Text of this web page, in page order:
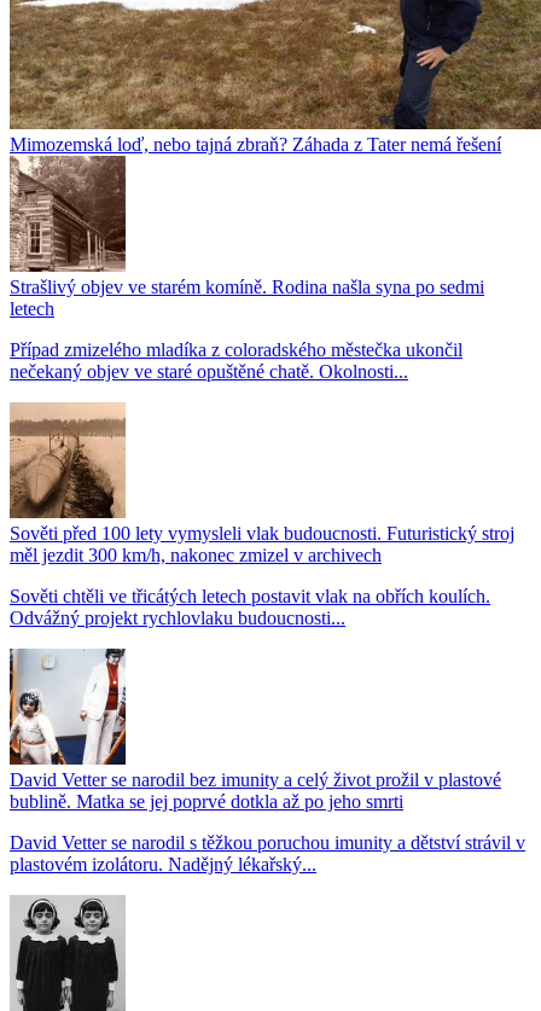
Mimozemská loď, nebo tajná zbraň? Záhada z Tater nemá řešení
Strašlivý objev ve starém komíně. Rodina našla syna po sedmi
letech
Případ zmizelého mladíka z coloradského městečka ukončil
nečekaný objev ve staré opuštěné chatě. Okolnosti...
Sověti před 100 lety vymysleli vlak budoucnosti. Futuristický stroj
měl jezdit 300 km/h, nakonec zmizel v archivech
Sověti chtěli ve třicátých letech postavit vlak na obřích koulích.
Odvážný projekt rychlovlaku budoucnosti...
David Vetter se narodil bez imunity a celý život prožil v plastové
bublině. Matka se jej poprvé dotkla až po jeho smrti
David Vetter se narodil s těžkou poruchou imunity a dětství strávil v
plastovém izolátoru. Nadějný lékařský...